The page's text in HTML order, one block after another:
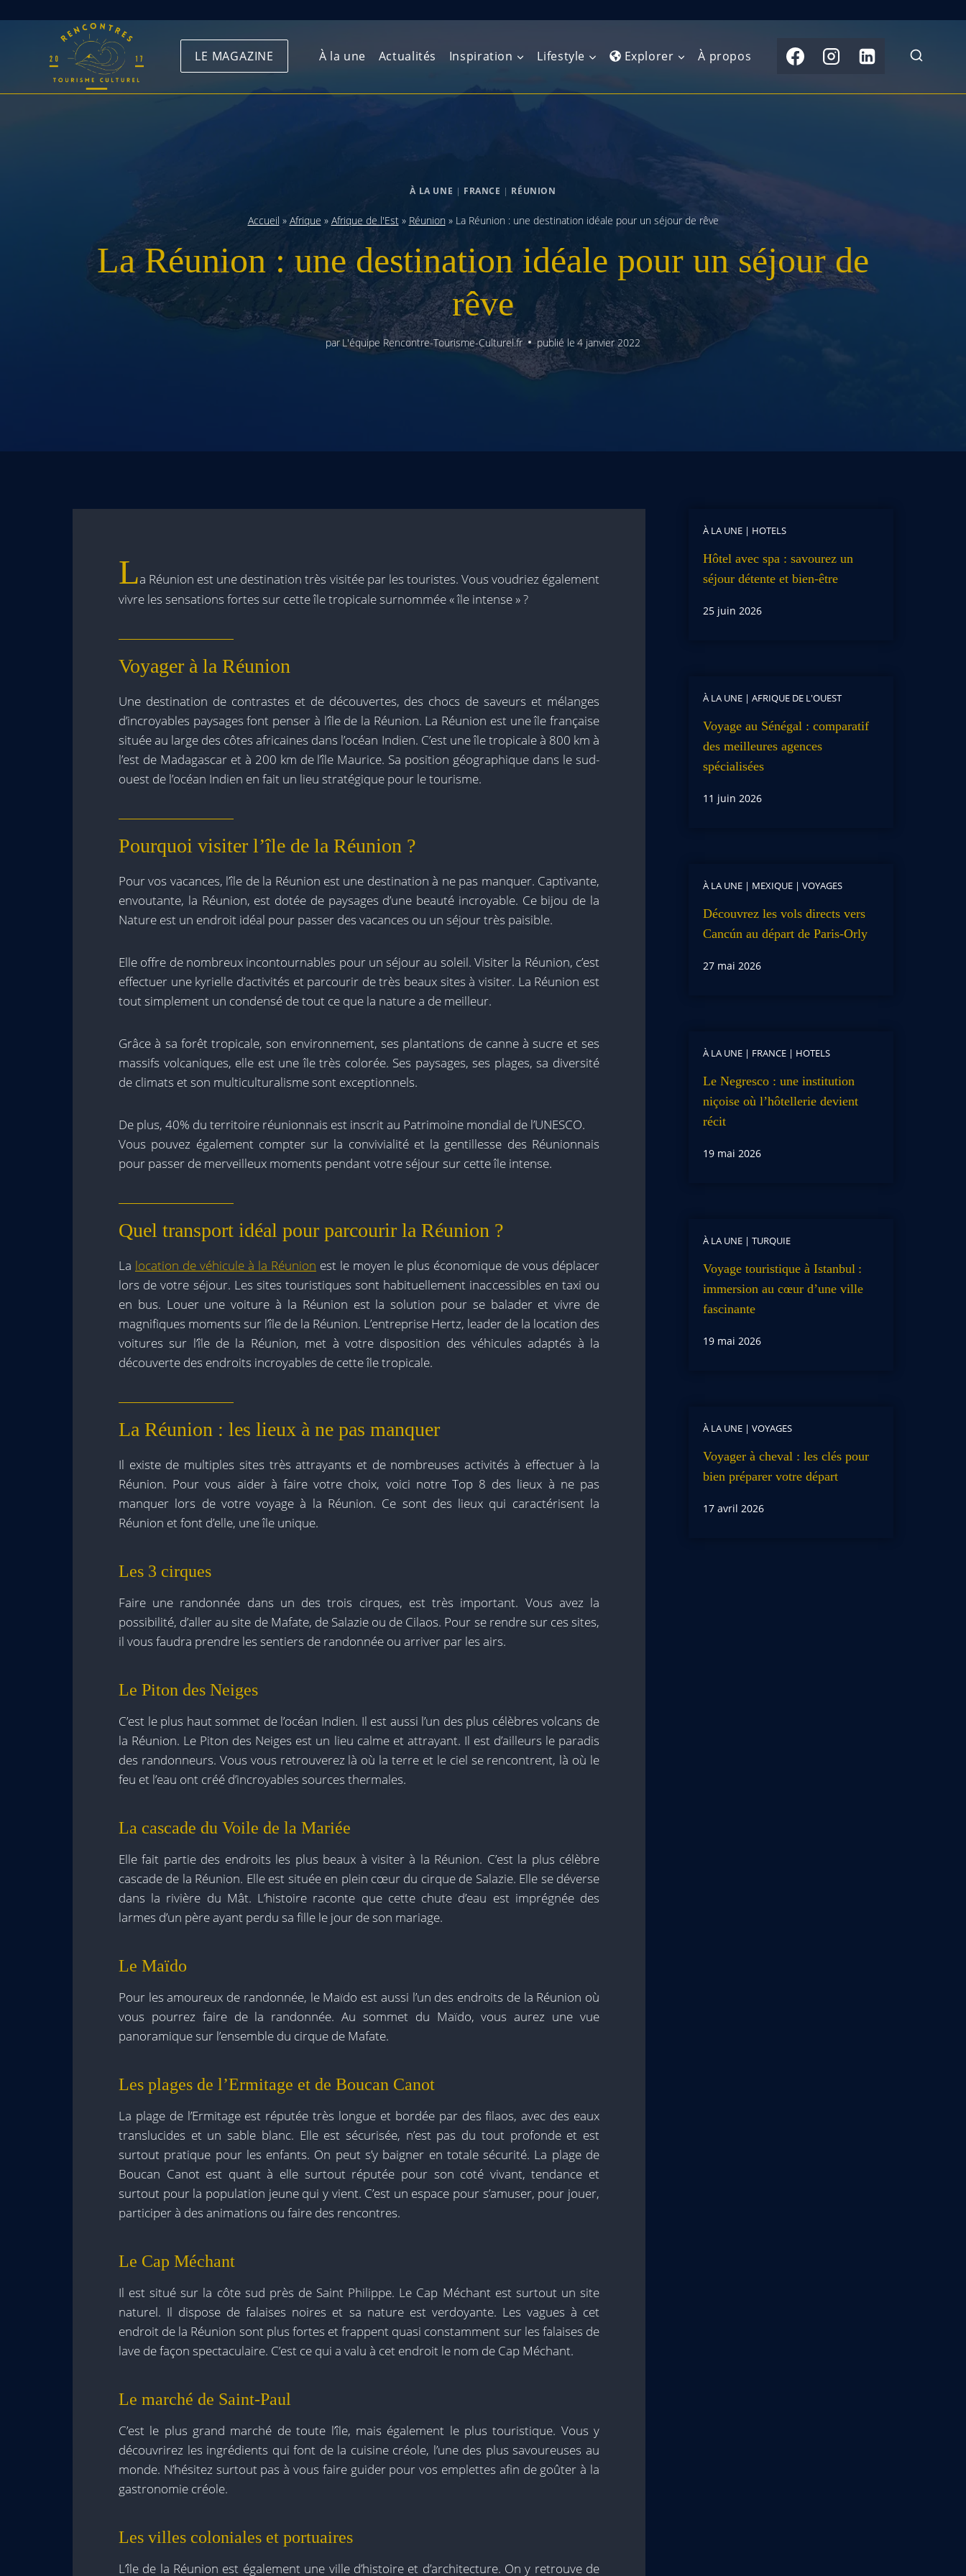
LE MAGAZINE À la une Actualités Inspiration Lifestyle Explorer
Balkans
Afrique de l’Est
Asie centrale
Asie du Sud-Est
Extrême-Orient
À propos
À LA UNE | FRANCE | RÉUNION
Accueil » Afrique » Afrique de l'Est» Réunion» La Réunion : une destination idéale pour un séjour de rêve
La Réunion : une destination idéale pour un séjour de
rêve
par L'équipe Rencontre-Tourisme-Culturel.fr publié le 4 janvier 2022
La Réunion est une destination très visitée par les touristes. Vous voudriez également
vivre les sensations fortes sur cette île tropicale surnommée « île intense » ?
Voyager à la Réunion
Une destination de contrastes et de découvertes, des chocs de saveurs et mélanges
d’incroyables paysages font penser à l’île de la Réunion. La Réunion est une île française
située au large des côtes africaines dans l’océan Indien. C’est une île tropicale à 800 km à
l’est de Madagascar et à 200 km de l’île Maurice. Sa position géographique dans le sud-
ouest de l’océan Indien en fait un lieu stratégique pour le tourisme.
Pourquoi visiter l’île de la Réunion ?
Pour vos vacances, l’île de la Réunion est une destination à ne pas manquer. Captivante,
envoutante, la Réunion, est dotée de paysages d’une beauté incroyable. Ce bijou de la
Nature est un endroit idéal pour passer des vacances ou un séjour très paisible.
Elle offre de nombreux incontournables pour un séjour au soleil. Visiter la Réunion, c’est
effectuer une kyrielle d’activités et parcourir de très beaux sites à visiter. La Réunion est
tout simplement un condensé de tout ce que la nature a de meilleur.
Grâce à sa forêt tropicale, son environnement, ses plantations de canne à sucre et ses
massifs volcaniques, elle est une île très colorée. Ses paysages, ses plages, sa diversité
de climats et son multiculturalisme sont exceptionnels.
De plus, 40% du territoire réunionnais est inscrit au Patrimoine mondial de l’UNESCO.
Vous pouvez également compter sur la convivialité et la gentillesse des Réunionnais
pour passer de merveilleux moments pendant votre séjour sur cette île intense.
Quel transport idéal pour parcourir la Réunion ?
La location de véhicule à la Réunion est le moyen le plus économique de vous déplacer
lors de votre séjour. Les sites touristiques sont habituellement inaccessibles en taxi ou
en bus. Louer une voiture à la Réunion est la solution pour se balader et vivre de
magnifiques moments sur l’île de la Réunion. L’entreprise Hertz, leader de la location des
voitures sur l’île de la Réunion, met à votre disposition des véhicules adaptés à la
découverte des endroits incroyables de cette île tropicale.
La Réunion : les lieux à ne pas manquer
Il existe de multiples sites très attrayants et de nombreuses activités à effectuer à la
Réunion. Pour vous aider à faire votre choix, voici notre Top 8 des lieux à ne pas
manquer lors de votre voyage à la Réunion. Ce sont des lieux qui caractérisent la
Réunion et font d’elle, une île unique.
Les 3 cirques
Faire une randonnée dans un des trois cirques, est très important. Vous avez la
possibilité, d’aller au site de Mafate, de Salazie ou de Cilaos. Pour se rendre sur ces sites,
il vous faudra prendre les sentiers de randonnée ou arriver par les airs.
Le Piton des Neiges
C’est le plus haut sommet de l’océan Indien. Il est aussi l’un des plus célèbres volcans de
la Réunion. Le Piton des Neiges est un lieu calme et attrayant. Il est d’ailleurs le paradis
des randonneurs. Vous vous retrouverez là où la terre et le ciel se rencontrent, là où le
feu et l’eau ont créé d’incroyables sources thermales.
La cascade du Voile de la Mariée
Elle fait partie des endroits les plus beaux à visiter à la Réunion. C’est la plus célèbre
cascade de la Réunion. Elle est située en plein cœur du cirque de Salazie. Elle se déverse
dans la rivière du Mât. L’histoire raconte que cette chute d’eau est imprégnée des
larmes d’un père ayant perdu sa fille le jour de son mariage.
Le Maïdo
Pour les amoureux de randonnée, le Maïdo est aussi l’un des endroits de la Réunion où
vous pourrez faire de la randonnée. Au sommet du Maïdo, vous aurez une vue
panoramique sur l’ensemble du cirque de Mafate.
Les plages de l’Ermitage et de Boucan Canot
La plage de l’Ermitage est réputée très longue et bordée par des filaos, avec des eaux
translucides et un sable blanc. Elle est sécurisée, n’est pas du tout profonde et est
surtout pratique pour les enfants. On peut s’y baigner en totale sécurité. La plage de
Boucan Canot est quant à elle surtout réputée pour son coté vivant, tendance et
surtout pour la population jeune qui y vient. C’est un espace pour s’amuser, pour jouer,
participer à des animations ou faire des rencontres.
Le Cap Méchant
Il est situé sur la côte sud près de Saint Philippe. Le Cap Méchant est surtout un site
naturel. Il dispose de falaises noires et sa nature est verdoyante. Les vagues à cet
endroit de la Réunion sont plus fortes et frappent quasi constamment sur les falaises de
lave de façon spectaculaire. C’est ce qui a valu à cet endroit le nom de Cap Méchant.
Le marché de Saint-Paul
C’est le plus grand marché de toute l’île, mais également le plus touristique. Vous y
découvrirez les ingrédients qui font de la cuisine créole, l’une des plus savoureuses au
monde. N’hésitez surtout pas à vous faire guider pour vos emplettes afin de goûter à la
gastronomie créole.
Les villes coloniales et portuaires
L’île de la Réunion est également une ville d’histoire et d’architecture. On y retrouve de
À LA UNE| HOTELS
Hôtel avec spa : savourez un
séjour détente et bien-être
25 juin 2026
À LA UNE| AFRIQUE DE L'OUEST
Voyage au Sénégal : comparatif
des meilleures agences
spécialisées
11 juin 2026
À LA UNE| MEXIQUE| VOYAGES
Découvrez les vols directs vers
Cancún au départ de Paris-Orly
27 mai 2026
À LA UNE| FRANCE| HOTELS
Le Negresco : une institution
niçoise où l’hôtellerie devient
récit
19 mai 2026
À LA UNE| TURQUIE
Voyage touristique à Istanbul :
immersion au cœur d’une ville
fascinante
19 mai 2026
À LA UNE| VOYAGES
Voyager à cheval : les clés pour
bien préparer votre départ
17 avril 2026